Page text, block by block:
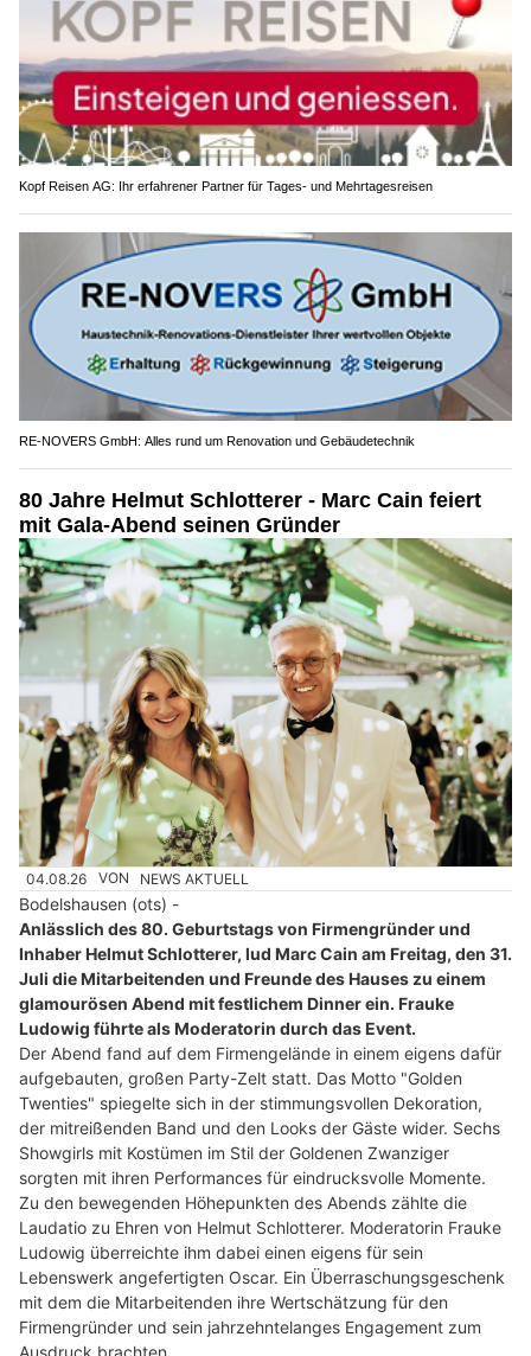
Kopf Reisen AG: Ihr erfahrener Partner für Tages- und Mehrtagesreisen
RE-NOVERS GmbH: Alles rund um Renovation und Gebäudetechnik
80 Jahre Helmut Schlotterer - Marc Cain feiert
mit Gala-Abend seinen Gründer
04.08.26 VON NEWS AKTUELL
Bodelshausen (ots) -
Anlässlich des 80. Geburtstags von Firmengründer und
Inhaber Helmut Schlotterer, lud Marc Cain am Freitag, den 31.
Juli die Mitarbeitenden und Freunde des Hauses zu einem
glamourösen Abend mit festlichem Dinner ein. Frauke
Ludowig führte als Moderatorin durch das Event.
Der Abend fand auf dem Firmengelände in einem eigens dafür
aufgebauten, großen Party-Zelt statt. Das Motto "Golden
Twenties" spiegelte sich in der stimmungsvollen Dekoration,
der mitreißenden Band und den Looks der Gäste wider. Sechs
Showgirls mit Kostümen im Stil der Goldenen Zwanziger
sorgten mit ihren Performances für eindrucksvolle Momente.
Zu den bewegenden Höhepunkten des Abends zählte die
Laudatio zu Ehren von Helmut Schlotterer. Moderatorin Frauke
Ludowig überreichte ihm dabei einen eigens für sein
Lebenswerk angefertigten Oscar. Ein Überraschungsgeschenk
mit dem die Mitarbeitenden ihre Wertschätzung für den
Firmengründer und sein jahrzehntelanges Engagement zum
Ausdruck brachten.